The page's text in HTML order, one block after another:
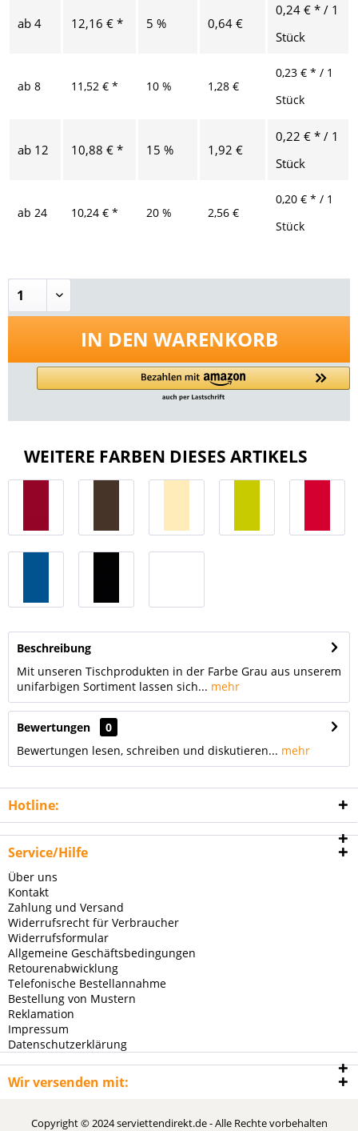
ab 4 12,16 € * 5 % 0,64 €
0,24 € * / 1
Stück
ab 8 11,52 € * 10 % 1,28 €
0,23 € * / 1
Stück
ab 12 10,88 € * 15 % 1,92 €
0,22 € * / 1
Stück
ab 24 10,24 € * 20 % 2,56 €
0,20 € * / 1
Stück
IN DEN WARENKORB
WEITERE FARBEN DIESES ARTIKELS
Beschreibung
Mit unseren Tischprodukten in der Farbe Grau aus unserem
unifarbigen Sortiment lassen sich... mehr
Bewertungen
0
Bewertungen lesen, schreiben und diskutieren... mehr
Hotline:
Service/Hilfe
Über uns
Kontakt
Zahlung und Versand
Widerrufsrecht für Verbraucher
Widerrufsformular
Allgemeine Geschäftsbedingungen
Retourenabwicklung
Telefonische Bestellannahme
Bestellung von Mustern
Reklamation
Impressum
Datenschutzerklärung
Wir versenden mit:
Copyright © 2024 serviettendirekt.de - Alle Rechte vorbehalten